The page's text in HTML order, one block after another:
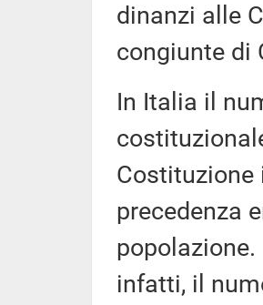
dinanzi alle
congiunte di
In Italia il
Costituzione
precedenza
infatti, il